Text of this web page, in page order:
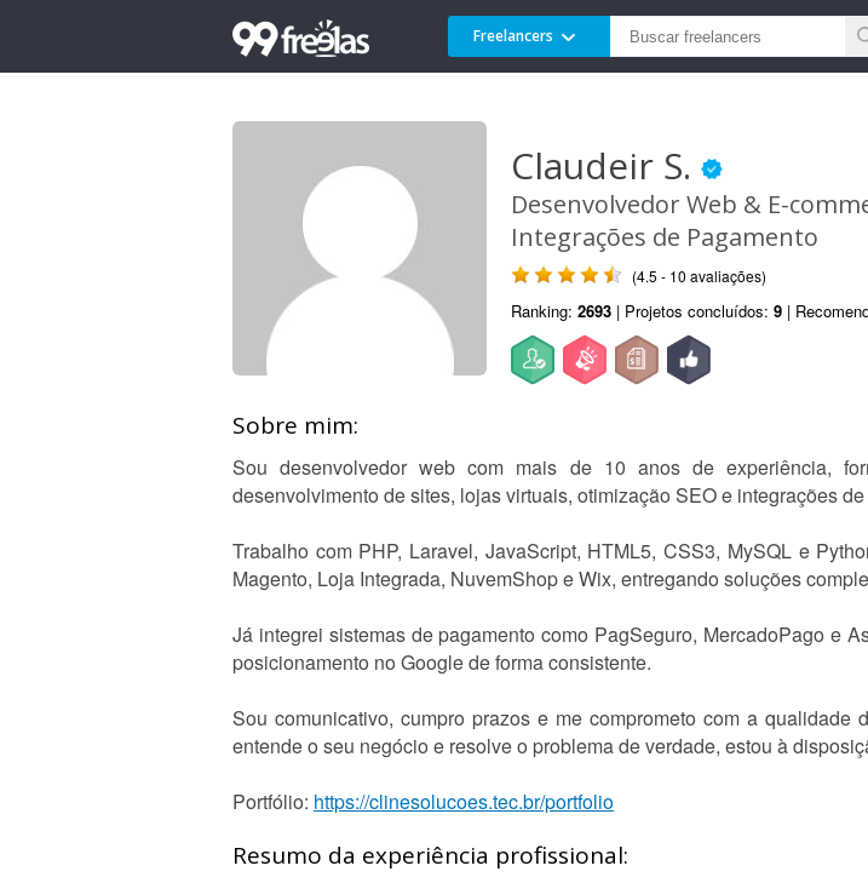
Freelancers
Claudeir S.
Desenvolvedor Web & E-
Integrações de Pagamento
(4.5 - 10 avaliações)
Ranking: 2693 | Projetos concluídos: 9 |
Sobre mim:
Sou desenvolvedor web com mais de 10 anos de experiência,
desenvolvimento de sites, lojas virtuais, otimização SEO e integrações
Trabalho com PHP, Laravel, JavaScript, HTML5, CSS3, MySQL e
Magento, Loja Integrada, NuvemShop e Wix, entregando soluções
Já integrei sistemas de pagamento como PagSeguro, MercadoPago e
posicionamento no Google de forma consistente.
Sou comunicativo, cumpro prazos e me comprometo com a
entende o seu negócio e resolve o problema de verdade, estou à
Portfólio: https://clinesolucoes.tec.br/portfolio
Resumo da experiência profissional: